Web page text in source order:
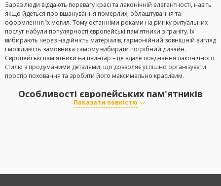
Зараз люди віддають перевагу красі та лаконічній елегантності, навіть
якщо йдеться про вшанування померлих, облаштування та
оформлення їх могил. Тому останніми роками на ринку ритуальних
послуг набули популярності європейські пам'ятники з граніту. Їх
вибирають через надійність матеріалів, гармонійний зовнішній вигляд
і можливість замовника самому вибирати потрібний дизайн.
Європейські пам'ятники на цвинтар – це вдале поєднання лаконічного
стилю з продуманими деталями, що дозволяє успішно організувати
простір поховання та зробити його максимально красивим.
Особливості європейських пам'ятників
Другу стелу дизайнери створюють для доповнення: на ній
Показати повністю